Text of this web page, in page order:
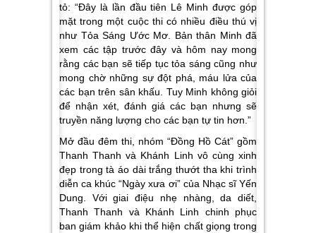
tỏ: “Đây là lần đầu tiên Lê Minh được góp
mặt trong một cuộc thi có nhiều điều thú vị
như Tỏa Sáng Ước Mơ. Bản thân Minh đã
xem các tập trước đây và hôm nay mong
rằng các bạn sẽ tiếp tục tỏa sáng cũng như
mong chờ những sự đột phá, máu lửa của
các bạn trên sân khấu. Tuy Minh không giỏi
để nhận xét, đánh giá các bạn nhưng sẽ
truyền năng lượng cho các bạn tự tin hơn.”
Mở đầu đêm thi, nhóm “Đồng Hồ Cát” gồm
Thanh Thanh và Khánh Linh vô cùng xinh
đẹp trong tà áo dài trắng thướt tha khi trình
diễn ca khúc “Ngày xưa ơi” của Nhạc sĩ Yến
Dung. Với giai điệu nhẹ nhàng, da diết,
Thanh Thanh và Khánh Linh chinh phục
ban giám khảo khi thể hiện chất giọng trong